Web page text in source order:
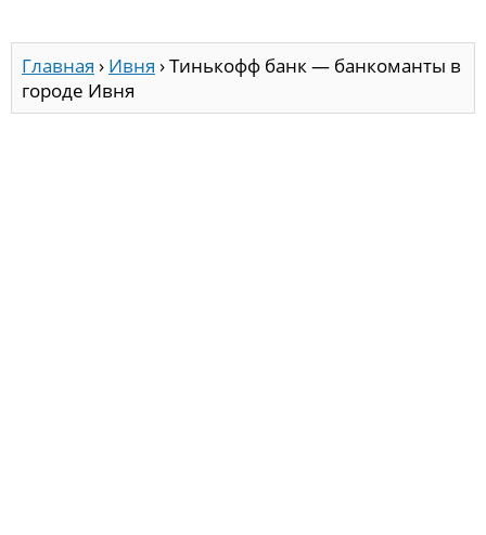
Главная › Ивня ›Тинькофф банк — банкоманты в
городе Ивня